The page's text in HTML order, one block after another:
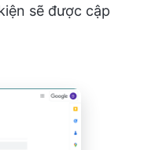
sẽ được cập